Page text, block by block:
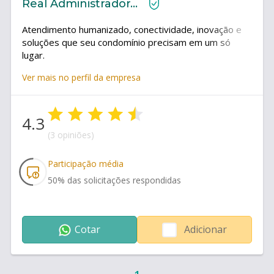
Real Administradora de Condomínios
Atendimento humanizado, conectividade, inovação e
soluções que seu condomínio precisam em um só
lugar.
Ver mais no perfil da empresa
4.3
(3 opiniões)
Participação média
50% das solicitações respondidas
Cotar Adicionar